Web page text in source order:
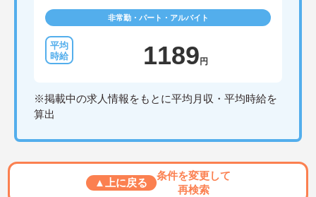
非常勤・パート・アルバイト
1189 円
※掲載中の求人情報をもとに平均月収・平均時給を
算出
▲上に戻る
条件を変更して
再検索